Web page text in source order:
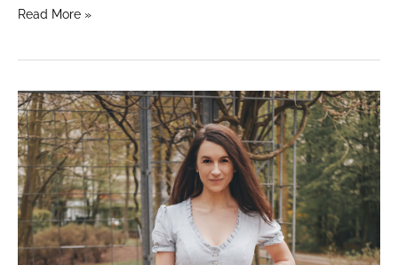
Read More »
Schnittmuster
Dirndlkleid
MIRABELLA
und
Strickjacke
PAULA
sind
online!